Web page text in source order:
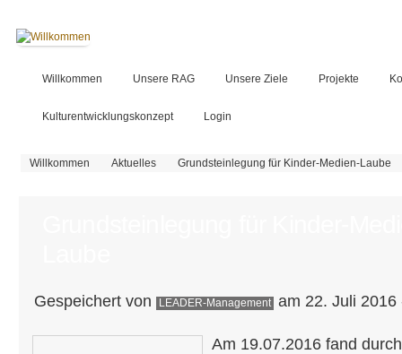
Willkommen Unsere RAG Unsere Ziele Projekte
Kulturentwicklungskonzept Login
Sie sind hier
Willkommen Aktuelles Grundsteinlegung für Kinder-Medien-Laube
Gespeichert von LEADER-Management am 22. Juli 2016
Am 19.07.2016 fand